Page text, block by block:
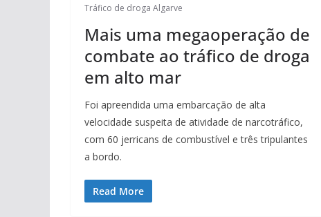
Tráfico de droga Algarve
Mais uma megaoperação de
combate ao tráfico de droga
em alto mar
Foi apreendida uma embarcação de alta
velocidade suspeita de atividade de narcotráfico,
com 60 jerricans de combustível e três tripulantes
a bordo.
Read More